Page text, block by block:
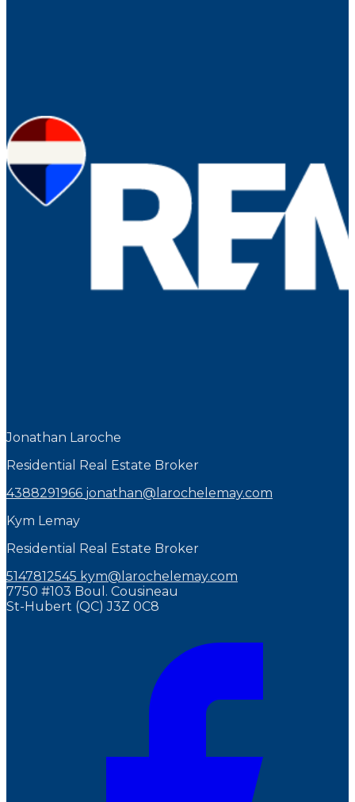
Jonathan Laroche
Residential Real Estate Broker
4388291966 jonathan@larochelemay.com
Kym Lemay
Residential Real Estate Broker
5147812545 kym@larochelemay.com
7750 #103 Boul. Cousineau
St-Hubert (QC) J3Z 0C8